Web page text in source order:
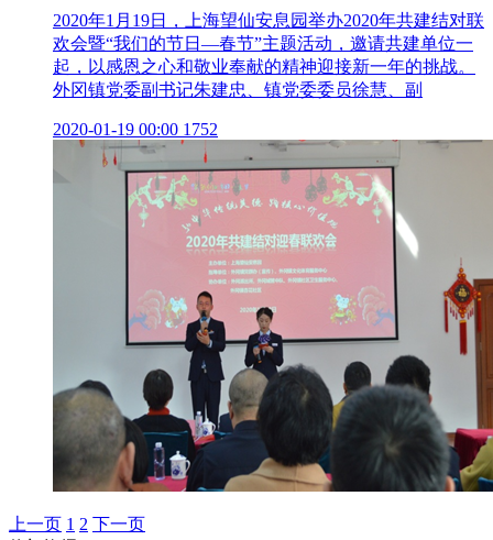
2020年1月19日，上海望仙安息园举办2020年共建结对联
欢会暨“我们的节日—春节”主题活动，邀请共建单位一
起，以感恩之心和敬业奉献的精神迎接新一年的挑战。
外冈镇党委副书记朱建忠、镇党委委员徐慧、副
2020-01-19 00:00 1752
上一页 1 2 下一页